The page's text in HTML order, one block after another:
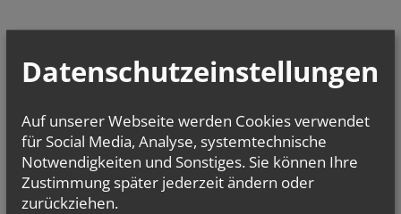
Sie haben eine Anfrage zu historischen Beständen im
Diözesanarchiv, Urkunden/Scheinen oder Matriken?
Hier geht's zu den Formularen
Datenschutzeinstellungen
Auf unserer Webseite werden Cookies verwendet
für Social Media, Analyse, systemtechnische
Notwendigkeiten und Sonstiges. Sie können Ihre
Zustimmung später jederzeit ändern oder
zurückziehen.